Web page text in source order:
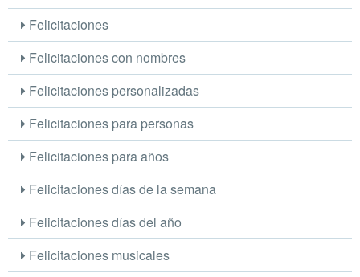
Felicitaciones
Felicitaciones con nombres
Felicitaciones personalizadas
Felicitaciones para personas
Felicitaciones para años
Felicitaciones días de la semana
Felicitaciones días del año
Felicitaciones musicales